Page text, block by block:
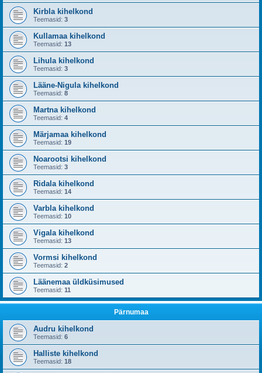
Kirbla kihelkond
Teemasid: 3
Kullamaa kihelkond
Teemasid: 13
Lihula kihelkond
Teemasid: 3
Lääne-Nigula kihelkond
Teemasid: 8
Martna kihelkond
Teemasid: 4
Märjamaa kihelkond
Teemasid: 19
Noarootsi kihelkond
Teemasid: 3
Ridala kihelkond
Teemasid: 14
Varbla kihelkond
Teemasid: 10
Vigala kihelkond
Teemasid: 13
Vormsi kihelkond
Teemasid: 2
Läänemaa üldküsimused
Teemasid: 11
Pärnumaa
Audru kihelkond
Teemasid: 6
Halliste kihelkond
Teemasid: 18